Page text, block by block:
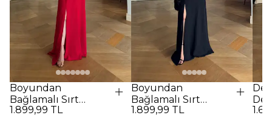
Boyundan
Bağlamalı Sırt
Dekolteli Uzun
1.899,99 TL
Boyundan
Bağlamalı Sırt
Dekolteli Uzun
1.899,99 TL